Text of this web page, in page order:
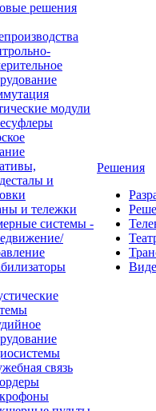
решения
модули
и
и тележки
системы -
связь
Решения